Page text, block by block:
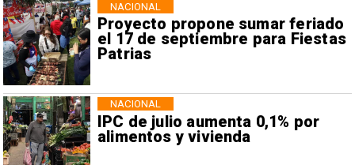
Proyecto propone sumar feriado
el 17 de septiembre para Fiestas
Patrias
NACIONAL
IPC de julio aumenta 0,1% por
alimentos y vivienda
NACIONAL